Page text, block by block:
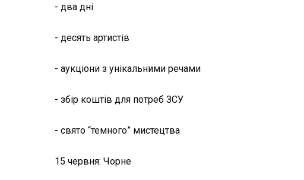
- два дні
- десять артистів
- аукціони з унікальними речами
- збір коштів для потреб ЗСУ
- свято “темного” мистецтва
15 червня: Чорне